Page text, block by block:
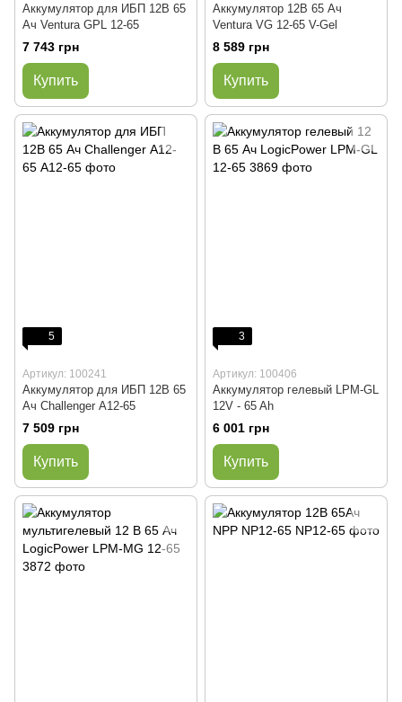
Аккумулятор для ИБП 12В 65
Ач Ventura GPL 12-65
7 743 грн
Купить
Аккумулятор 12В 65 Ач
Ventura VG 12-65 V-Gel
8 589 грн
Купить
5
Артикул: 100241
Аккумулятор для ИБП 12В 65
Ач Challenger А12-65
7 509 грн
Купить
3
Артикул: 100406
Аккумулятор гелевый LPM-GL
12V - 65 Ah
6 001 грн
Купить